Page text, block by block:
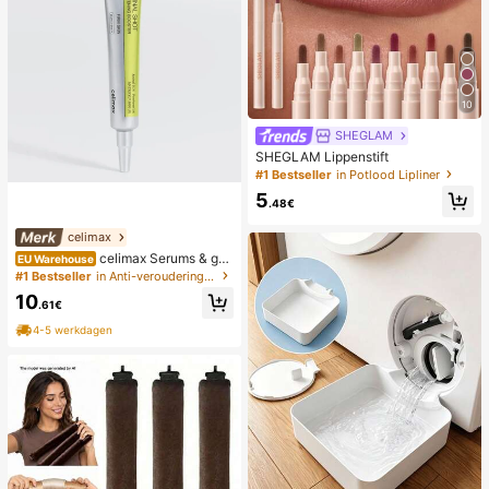
celimax
EU Warehouse celimax Serums & gez
ichtsbehandelingen
#1 Bestseller in Anti-veroudering Serums & Gezichtsbehandelingen
10.61€
4-5 werkdagen
10
SHEGLAM
SHEGLAM Lippenstift
#1 Bestseller in Potlood Lipliner
5.48€